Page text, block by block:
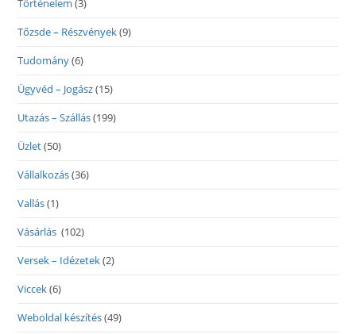
Történelem (3)
Tőzsde – Részvények(9)
Tudomány(6)
Ügyvéd – Jogász(15)
Utazás – Szállás(199)
Üzlet(50)
Vállalkozás(36)
Vallás(1)
Vásárlás (102)
Versek – Idézetek(2)
Viccek(6)
Weboldal készítés(49)